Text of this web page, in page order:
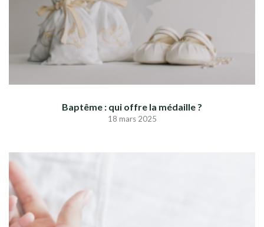
Baptême : qui offre la médaille ?
18 mars 2025